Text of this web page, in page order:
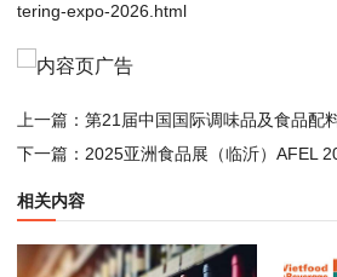
tering-expo-2026.html
上一篇： 第21届中国国际调味品及食品配料博览会
下一篇： 2025亚洲食品展（临沂）AFEL 2000 亿食品
相关内容